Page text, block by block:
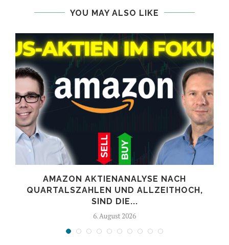
YOU MAY ALSO LIKE
AMAZON AKTIENANALYSE NACH
QUARTALSZAHLEN UND ALLZEITHOCH,
SIND DIE...
6. August 2026